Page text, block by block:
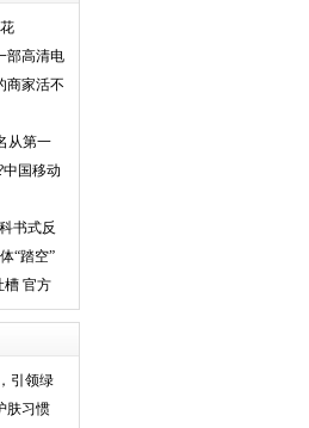
部高清电
商家活不
从第一
中国移动
书式反
“踏空”
槽 官方
引领绿
肤习惯